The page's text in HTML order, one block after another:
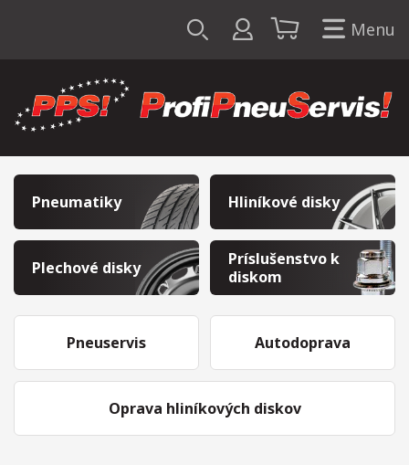
Menu
Pneumatiky Hliníkové disky
Plechové disky
Príslušenstvo k
diskom
Pneuservis
Oprava hliníkových diskov
Autodoprava